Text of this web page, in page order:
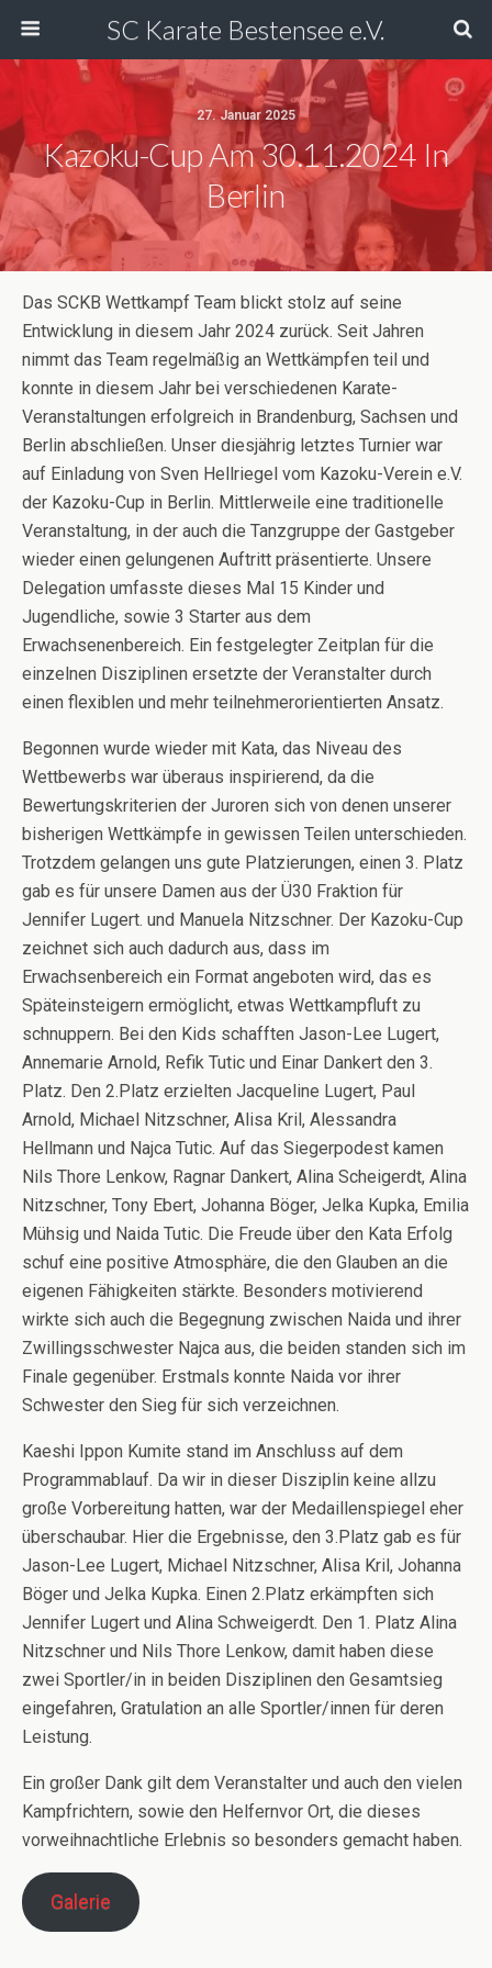
SC Karate Bestensee e.V.
27. Januar 2025
Kazoku-Cup Am 30.11.2024 In
Berlin
Das SCKB Wettkampf Team blickt stolz auf seine
Entwicklung in diesem Jahr 2024 zurück. Seit Jahren
nimmt das Team regelmäßig an Wettkämpfen teil und
konnte in diesem Jahr bei verschiedenen Karate-
Veranstaltungen erfolgreich in Brandenburg, Sachsen und
Berlin abschließen. Unser diesjährig letztes Turnier war
auf Einladung von Sven Hellriegel vom Kazoku-Verein e.V.
der Kazoku-Cup in Berlin. Mittlerweile eine traditionelle
Veranstaltung, in der auch die Tanzgruppe der Gastgeber
wieder einen gelungenen Auftritt präsentierte. Unsere
Delegation umfasste dieses Mal 15 Kinder und
Jugendliche, sowie 3 Starter aus dem
Erwachsenenbereich. Ein festgelegter Zeitplan für die
einzelnen Disziplinen ersetzte der Veranstalter durch
einen flexiblen und mehr teilnehmerorientierten Ansatz.
Begonnen wurde wieder mit Kata, das Niveau des
Wettbewerbs war überaus inspirierend, da die
Bewertungskriterien der Juroren sich von denen unserer
bisherigen Wettkämpfe in gewissen Teilen unterschieden.
Trotzdem gelangen uns gute Platzierungen, einen 3. Platz
gab es für unsere Damen aus der Ü30 Fraktion für
Jennifer Lugert. und Manuela Nitzschner. Der Kazoku-Cup
zeichnet sich auch dadurch aus, dass im
Erwachsenbereich ein Format angeboten wird, das es
Späteinsteigern ermöglicht, etwas Wettkampfluft zu
schnuppern. Bei den Kids schafften Jason-Lee Lugert,
Annemarie Arnold, Refik Tutic und Einar Dankert den 3.
Platz. Den 2.Platz erzielten Jacqueline Lugert, Paul
Arnold, Michael Nitzschner, Alisa Kril, Alessandra
Hellmann und Najca Tutic. Auf das Siegerpodest kamen
Nils Thore Lenkow, Ragnar Dankert, Alina Scheigerdt, Alina
Nitzschner, Tony Ebert, Johanna Böger, Jelka Kupka, Emilia
Mühsig und Naida Tutic. Die Freude über den Kata Erfolg
schuf eine positive Atmosphäre, die den Glauben an die
eigenen Fähigkeiten stärkte. Besonders motivierend
wirkte sich auch die Begegnung zwischen Naida und ihrer
Zwillingsschwester Najca aus, die beiden standen sich im
Finale gegenüber. Erstmals konnte Naida vor ihrer
Schwester den Sieg für sich verzeichnen.
Kaeshi Ippon Kumite stand im Anschluss auf dem
Programmablauf. Da wir in dieser Disziplin keine allzu
große Vorbereitung hatten, war der Medaillenspiegel eher
überschaubar. Hier die Ergebnisse, den 3.Platz gab es für
Jason-Lee Lugert, Michael Nitzschner, Alisa Kril, Johanna
Böger und Jelka Kupka. Einen 2.Platz erkämpften sich
Jennifer Lugert und Alina Schweigerdt. Den 1. Platz Alina
Nitzschner und Nils Thore Lenkow, damit haben diese
zwei Sportler/in in beiden Disziplinen den Gesamtsieg
eingefahren, Gratulation an alle Sportler/innen für deren
Leistung.
Ein großer Dank gilt dem Veranstalter und auch den vielen
Kampfrichtern, sowie den Helfernvor Ort, die dieses
vorweihnachtliche Erlebnis so besonders gemacht haben.
Galerie